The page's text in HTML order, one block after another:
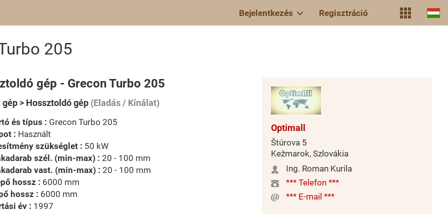
Bejelentkezés Regisztráció
205
gép - Grecon Turbo 205
> Hossztoldó gép (Eladás / Kínálat)
és típus : Grecon Turbo 205
: Használt
szükséglet : 50 kW
szél. (min-max) : 20 - 100 mm
vast. (min-max) : 20 - 100 mm
hossz : 6000 mm
hossz : 6000 mm
év : 1997
Optimall
Štúrova 5
Kežmarok, Szlovákia
Ing. Roman Kurila
*** Telefon ***
*** E-mail ***